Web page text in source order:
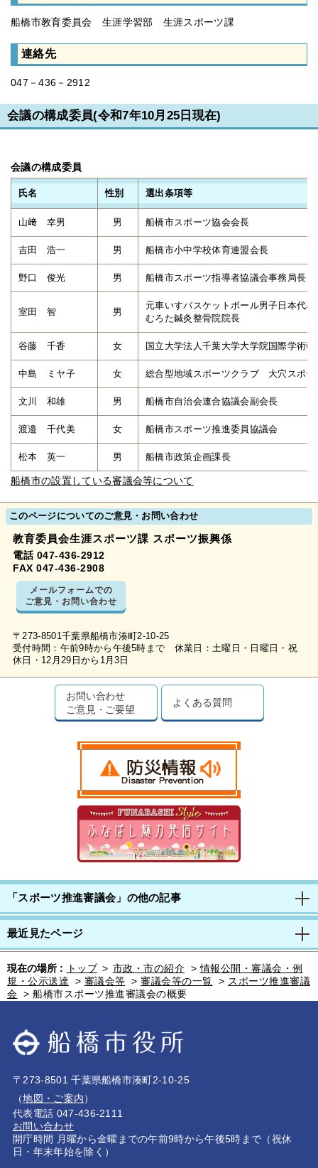
船橋市教育委員会 生涯学習部 生涯スポーツ課
連絡先
047－436－2912
会議の構成委員(令和7年10月25日現在)
会議の構成委員
氏名 性別 選出条項等
山﨑 幸男 男 船橋市スポーツ協会会長
吉田 浩一 男 船橋市小中学校体育連盟会長
野口 俊光 男 船橋市スポーツ指導者協議会事務局長
室田 智 男
元車いすバスケットボール男子日本代
むろた鍼灸整骨院院長
谷藤 千香 女 国立大学法人千葉大学大学院国際学術
中島 ミヤ子 女 総合型地域スポーツクラブ 大穴スポー
文川 和雄 男 船橋市自治会連合協議会副会長
渡邉 千代美 女 船橋市スポーツ推進委員協議会
松本 英一 男 船橋市政策企画課長
船橋市の設置している審議会等について
このページについてのご意見・お問い合わせ
教育委員会生涯スポーツ課 スポーツ振興係
電話 047-436-2912
FAX 047-436-2908
メールフォームでの
ご意見・お問い合わせ
〒273-8501千葉県船橋市湊町2-10-25
受付時間：午前9時から午後5時まで 休業日：土曜日・日曜日・祝
休日・12月29日から1月3日
お問い合わせ
ご意見・ご要望
よくある質問
「スポーツ推進審議会」の他の記事
最近見たページ
現在の場所 : トップ > 市政・市の紹介 >情報公開・審議会・例
規・公示送達
> 審議会等 > 審議会等の一覧 > スポーツ推進審議
会 > 船橋市スポーツ推進審議会の概要
〒273-8501 千葉県船橋市湊町2-10-25
（地図・ご案内）
代表電話 047-436-2111
お問い合わせ
開庁時間 月曜から金曜までの午前9時から午後5時まで（祝休
日・年末年始を除く）